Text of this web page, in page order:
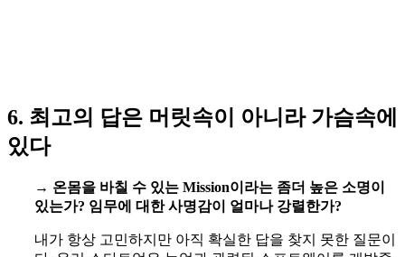
6. 최고의 답은 머릿속이 아니라 가슴속에
있다
→ 온몸을 바칠 수 있는 Mission이라는 좀더 높은 소명이
있는가? 임무에 대한 사명감이 얼마나 강렬한가?
내가 항상 고민하지만 아직 확실한 답을 찾지 못한 질문이